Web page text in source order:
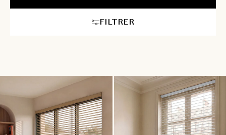
assurant une ambiance à la fois moderne et confortable dans
FILTRER